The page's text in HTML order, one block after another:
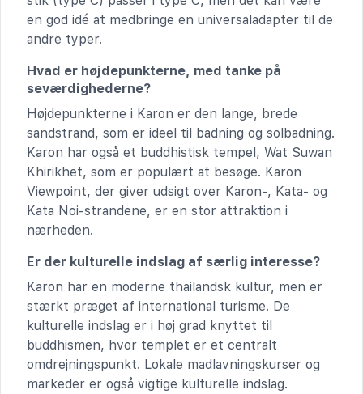
en god idé at medbringe en universaladapter til de
andre typer.
Hvad er højdepunkterne, med tanke på
seværdighederne?
Højdepunkterne i Karon er den lange, brede
sandstrand, som er ideel til badning og solbadning.
Karon har også et buddhistisk tempel, Wat Suwan
Khirikhet, som er populært at besøge. Karon
Viewpoint, der giver udsigt over Karon-, Kata- og
Kata Noi-strandene, er en stor attraktion i
nærheden.
Er der kulturelle indslag af særlig interesse?
Karon har en moderne thailandsk kultur, men er
stærkt præget af international turisme. De
kulturelle indslag er i høj grad knyttet til
buddhismen, hvor templet er et centralt
omdrejningspunkt. Lokale madlavningskurser og
markeder er også vigtige kulturelle indslag.